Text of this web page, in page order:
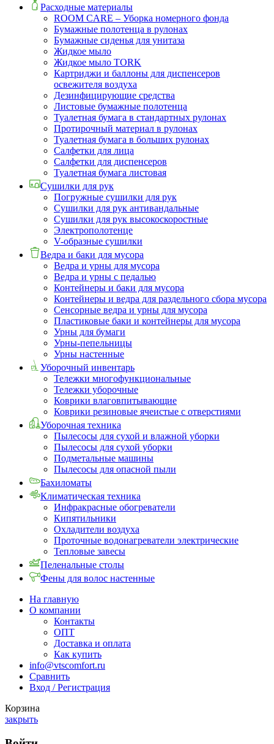
Расходные материалы
ROOM CARE – Уборка номерного фонда
Бумажные полотенца в рулонах
Бумажные сиденья для унитаза
Жидкое мыло
Жидкое мыло TORK
Картриджи и баллоны для диспенсеров
освежителя воздуха
Дезинфицирующие средства
Листовые бумажные полотенца
Туалетная бумага в стандартных рулонах
Протирочный материал в рулонах
Туалетная бумага в больших рулонах
Салфетки для лица
Салфетки для диспенсеров
Туалетная бумага листовая
Сушилки для рук
Погружные сушилки для рук
Сушилки для рук антивандальные
Сушилки для рук высокоскоростные
Электрополотенце
V-образные сушилки
Ведра и баки для мусора
Ведра и урны для мусора
Ведра и урны с педалью
Контейнеры и баки для мусора
Контейнеры и ведра для раздельного сбора мусора
Сенсорные ведра и урны для мусора
Пластиковые баки и контейнеры для мусора
Урны для бумаги
Урны-пепельницы
Урны настенные
Уборочный инвентарь
Тележки многофункциональные
Тележки уборочные
Коврики влаговпитывающие
Коврики резиновые ячеистые с отверстиями
Уборочная техника
Пылесосы для сухой и влажной уборки
Пылесосы для сухой уборки
Подметальные машины
Пылесосы для опасной пыли
Бахиломаты
Климатическая техника
Инфракрасные обогреватели
Кипятильники
Охладители воздуха
Проточные водонагреватели электрические
Тепловые завесы
Пеленальные столы
Фены для волос настенные
На главную
О компании
Контакты
ОПТ
Доставка и оплата
Как купить
info@vtscomfort.ru
Сравнить
Вход / Регистрация
Корзина
закрыть